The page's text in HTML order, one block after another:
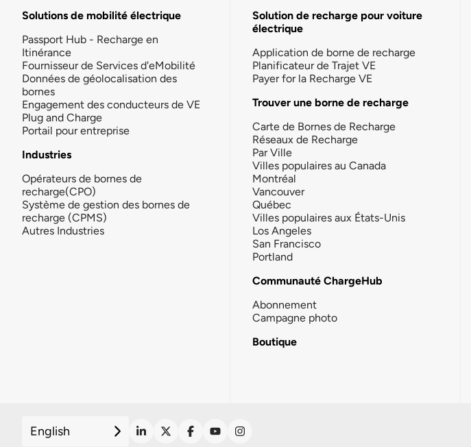
Solutions de mobilité électrique
Passport Hub - Recharge en
Itinérance
Fournisseur de Services d'eMobilité
Données de géolocalisation des
bornes
Engagement des conducteurs de VE
Plug and Charge
Portail pour entreprise
Industries
Opérateurs de bornes de
recharge(CPO)
Système de gestion des bornes de
recharge (CPMS)
Autres Industries
Solution de recharge pour voiture
électrique
Application de borne de recharge
Planificateur de Trajet VE
Payer for la Recharge VE
Trouver une borne de recharge
Carte de Bornes de Recharge
Réseaux de Recharge
Par Ville
Villes populaires au Canada
Montréal
Vancouver
Québec
Villes populaires aux États-Unis
Los Angeles
San Francisco
Portland
Communauté ChargeHub
Abonnement
Campagne photo
Boutique
English